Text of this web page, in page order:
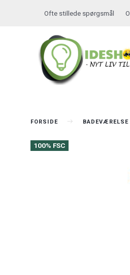
Ofte stillede spørgsmål
FORSIDE BADEVÆRELSE
100% FSC